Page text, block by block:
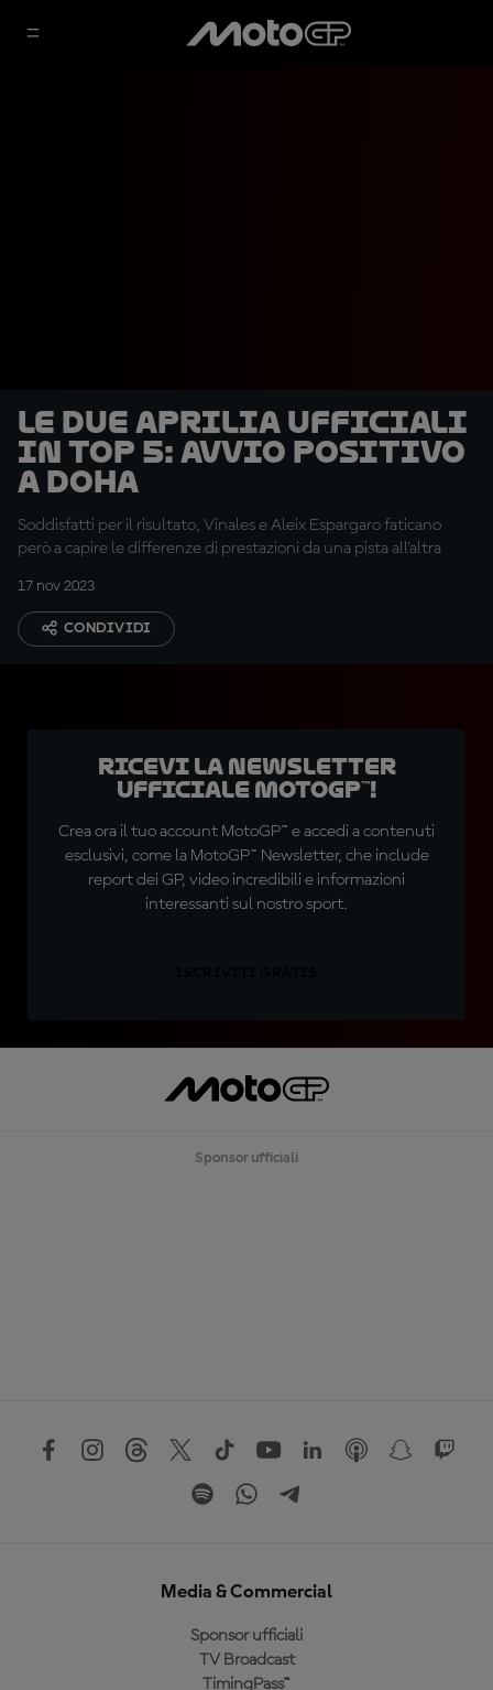
Le due Aprilia ufficiali
in top 5: avvio positivo
a Doha
Soddisfatti per il risultato, Vinales e Aleix Espargaro faticano
però a capire le differenze di prestazioni da una pista all'altra
17 nov 2023
CONDIVIDI
Ricevi la newsletter
ufficiale MotoGP™!
Crea ora il tuo account MotoGP™ e accedi a contenuti
esclusivi, come la MotoGP™ Newsletter, che include
report dei GP, video incredibili e informazioni
interessanti sul nostro sport.
Sponsor ufficiali
Media & Commercial
Sponsor ufficiali
TV Broadcast
TimingPass™